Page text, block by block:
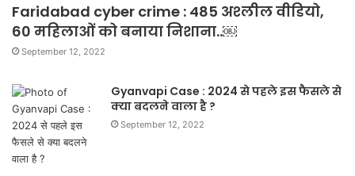
Faridabad cyber crime : 485 अश्लील वीडियो,
60 महिलाओं को बनाया निशाना..￼
September 12, 2022
Gyanvapi Case : 2024 से पहले इस फैसले से
क्या बदलने वाला है ?
September 12, 2022